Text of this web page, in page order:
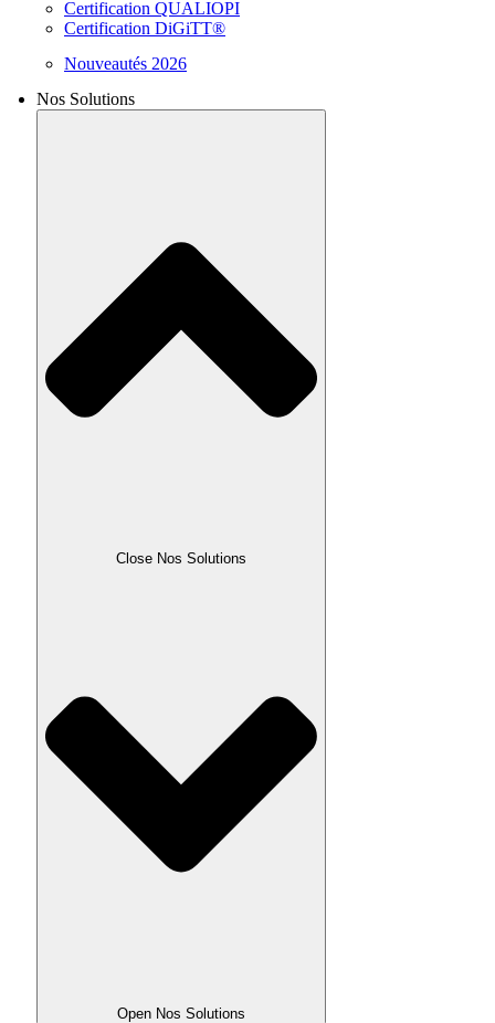
Certification QUALIOPI
Certification DiGiTT®
Nouveautés 2026
Nos Solutions
Close Nos Solutions
Open Nos Solutions